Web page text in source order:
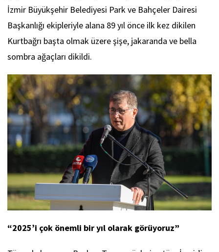
İzmir Büyükşehir Belediyesi Park ve Bahçeler Dairesi
Başkanlığı ekipleriyle alana 89 yıl önce ilk kez dikilen
Kurtbağrı başta olmak üzere şişe, jakaranda ve bella
sombra ağaçları dikildi.
“2025’i çok önemli bir yıl olarak görüyoruz”